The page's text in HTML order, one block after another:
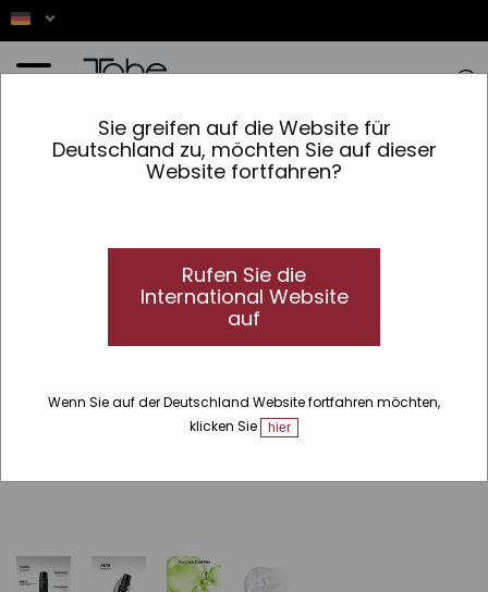
Sie greifen auf die Website für
Deutschland zu, möchten Sie auf dieser
Website fortfahren?
Rufen Sie die
International Website
auf
Wenn Sie auf der Deutschland Website fortfahren möchten,
klicken Sie
hier
Styling-Labor » Gel mit extra starkem Halt Steel 545